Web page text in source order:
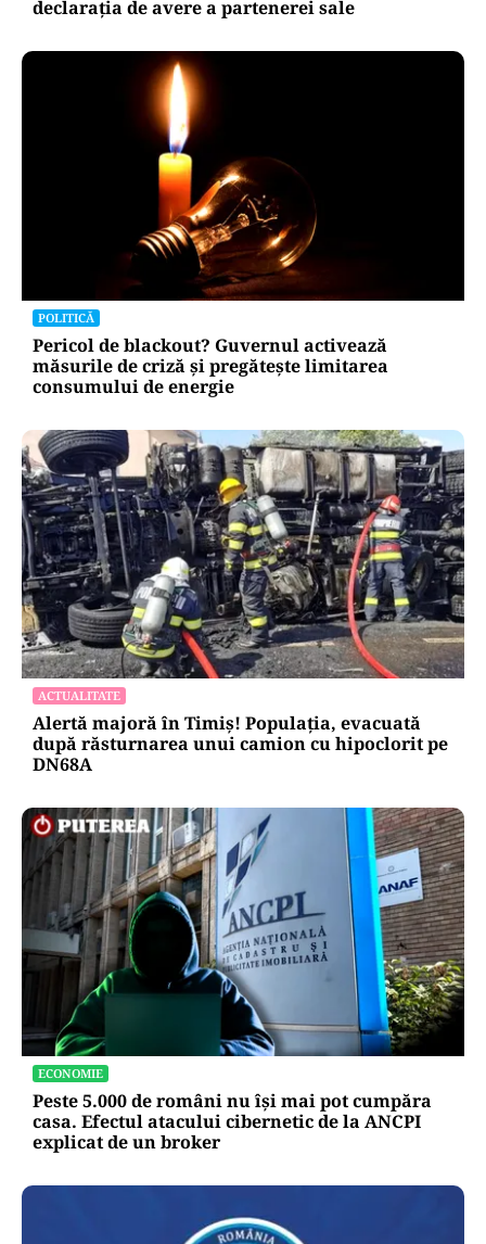
declarația de avere a partenerei sale
POLITICĂ
Pericol de blackout? Guvernul activează
măsurile de criză și pregătește limitarea
consumului de energie
ACTUALITATE
Alertă majoră în Timiș! Populația, evacuată
după răsturnarea unui camion cu hipoclorit pe
DN68A
ECONOMIE
Peste 5.000 de români nu își mai pot cumpăra
casa. Efectul atacului cibernetic de la ANCPI
explicat de un broker